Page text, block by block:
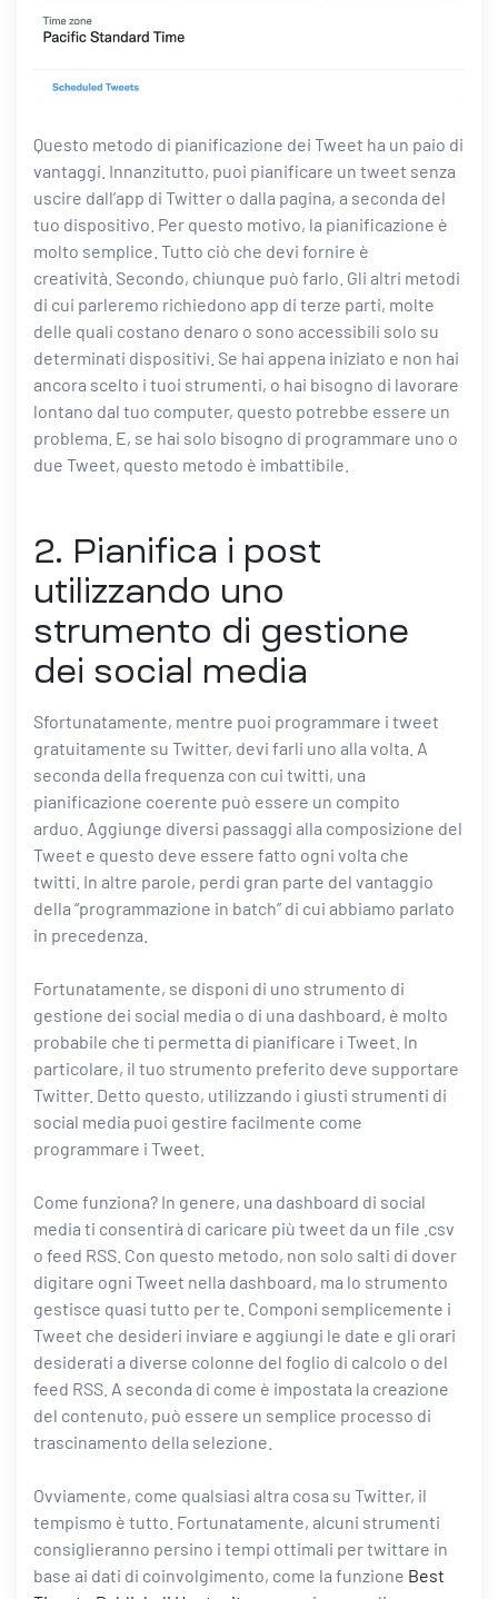
Questo metodo di pianificazione dei Tweet ha un paio di
vantaggi. Innanzitutto, puoi pianificare un tweet senza
uscire dall’app di Twitter o dalla pagina, a seconda del
tuo dispositivo. Per questo motivo, la pianificazione è
molto semplice. Tutto ciò che devi fornire è
creatività. Secondo, chiunque può farlo. Gli altri metodi
di cui parleremo richiedono app di terze parti, molte
delle quali costano denaro o sono accessibili solo su
determinati dispositivi. Se hai appena iniziato e non hai
ancora scelto i tuoi strumenti, o hai bisogno di lavorare
lontano dal tuo computer, questo potrebbe essere un
problema. E, se hai solo bisogno di programmare uno o
due Tweet, questo metodo è imbattibile.
2. Pianifica i post
utilizzando uno
strumento di gestione
dei social media
Sfortunatamente, mentre puoi programmare i tweet
gratuitamente su Twitter, devi farli uno alla volta. A
seconda della frequenza con cui twitti, una
pianificazione coerente può essere un compito
arduo. Aggiunge diversi passaggi alla composizione del
Tweet e questo deve essere fatto ogni volta che
twitti. In altre parole, perdi gran parte del vantaggio
della “programmazione in batch” di cui abbiamo parlato
in precedenza.
Fortunatamente, se disponi di uno strumento di
gestione dei social media o di una dashboard, è molto
probabile che ti permetta di pianificare i Tweet. In
particolare, il tuo strumento preferito deve supportare
Twitter. Detto questo, utilizzando i giusti strumenti di
social media puoi gestire facilmente come
programmare i Tweet.
Come funziona? In genere, una dashboard di social
media ti consentirà di caricare più tweet da un file .csv
o feed RSS. Con questo metodo, non solo salti di dover
digitare ogni Tweet nella dashboard, ma lo strumento
gestisce quasi tutto per te. Componi semplicemente i
Tweet che desideri inviare e aggiungi le date e gli orari
desiderati a diverse colonne del foglio di calcolo o del
feed RSS. A seconda di come è impostata la creazione
del contenuto, può essere un semplice processo di
trascinamento della selezione.
Ovviamente, come qualsiasi altra cosa su Twitter, il
tempismo è tutto. Fortunatamente, alcuni strumenti
consiglieranno persino i tempi ottimali per twittare in
base ai dati di coinvolgimento, come la funzione Best